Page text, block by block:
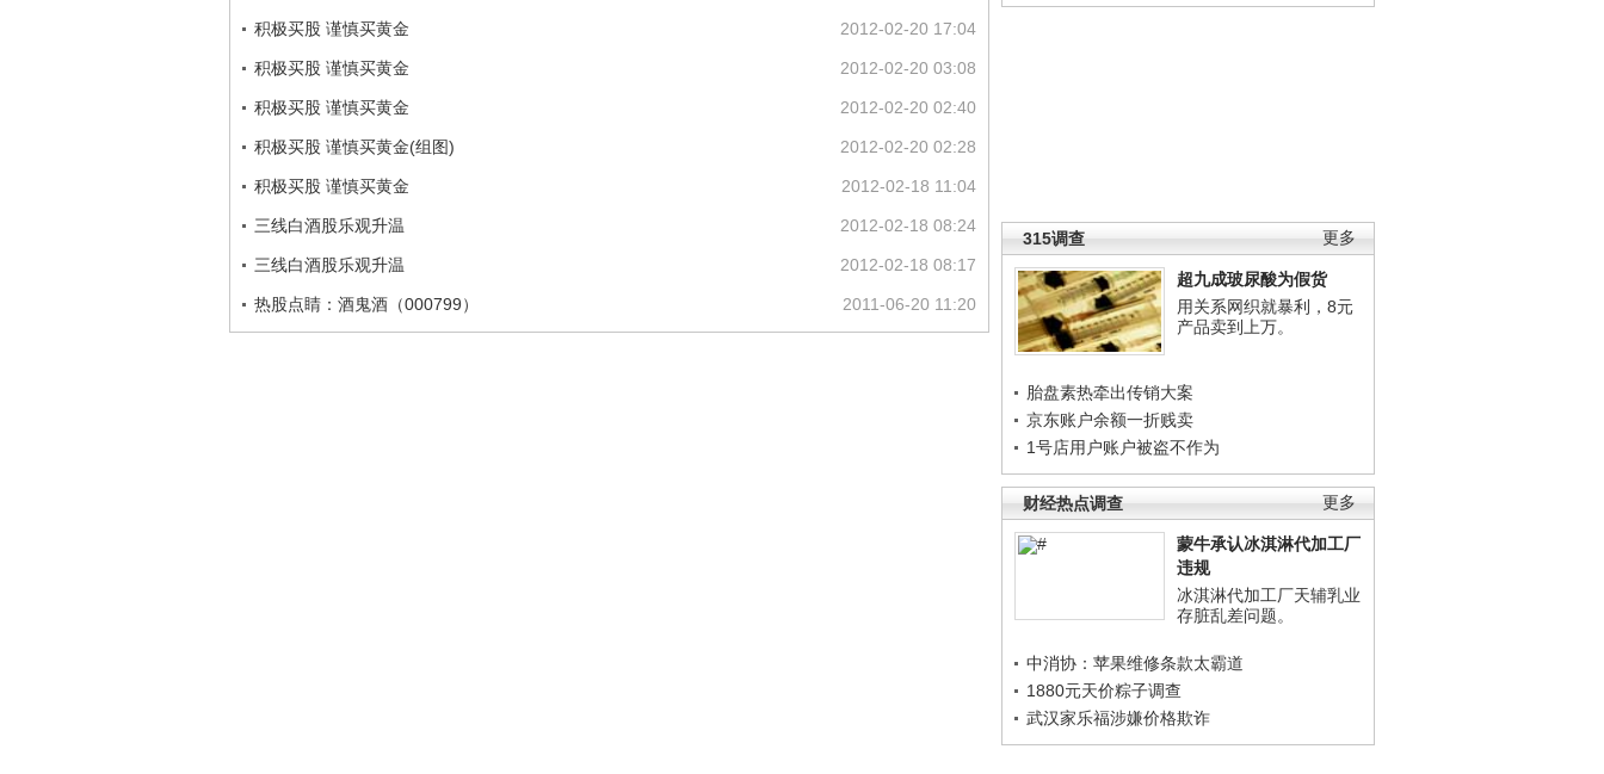
更多
315调查
超九成玻尿酸为假货
用关系网织就暴利，8元
产品卖到上万。
胎盘素热牵出传销大案
京东账户余额一折贱卖
1号店用户账户被盗不作为
更多
财经热点调查
蒙牛承认冰淇淋代加工厂
违规
冰淇淋代加工厂天辅乳业
存脏乱差问题。
中消协：苹果维修条款太霸道
1880元天价粽子调查
武汉家乐福涉嫌价格欺诈
2012-02-20 17:04
积极买股 谨慎买黄金
2012-02-20 03:08
积极买股 谨慎买黄金
2012-02-20 02:40
积极买股 谨慎买黄金
2012-02-20 02:28
积极买股 谨慎买黄金(组图)
2012-02-18 11:04
积极买股 谨慎买黄金
2012-02-18 08:24
三线白酒股乐观升温
2012-02-18 08:17
三线白酒股乐观升温
2011-06-20 11:20
热股点睛：酒鬼酒（000799）